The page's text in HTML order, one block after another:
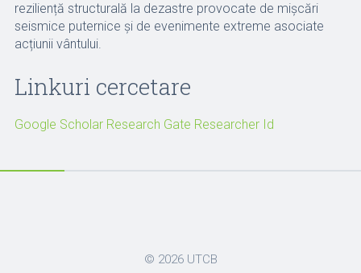
reziliență structurală la dezastre provocate de mișcări
seismice puternice și de evenimente extreme asociate
acțiunii vântului.
Linkuri cercetare
Google Scholar Research Gate Researcher Id
© 2026 UTCB